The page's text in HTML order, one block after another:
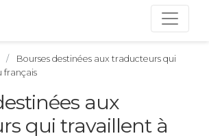
Bourses destinées aux traducteurs qui
français
aux
qui travaillent à